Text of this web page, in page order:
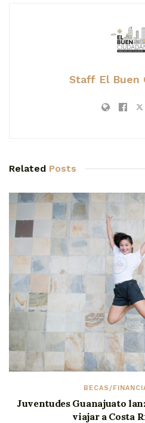
Staff El Buen
Related Posts
BECAS/
Juventudes Guanajuato
viajar a Costa